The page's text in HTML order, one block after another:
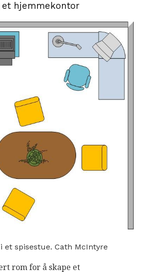
et hjemmekontor
et spisestue. Cath McIntyre
rom for å skape et